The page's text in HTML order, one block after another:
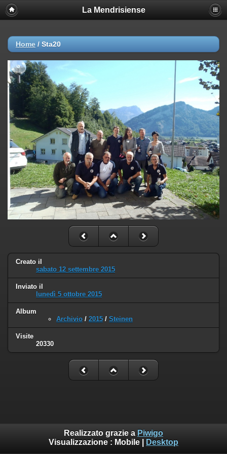
La Mendrisiense
Home / Sta20
Creato il
sabato 12 settembre 2015
Inviato il
lunedì 5 ottobre 2015
Album
Archivio / 2015 / Steinen
Visite
20330
Realizzato grazie a Piwigo
Visualizzazione : Mobile Desktop